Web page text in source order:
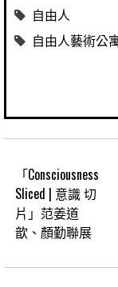
自由人
自由人藝術公
「Consciousness
Sliced | 意識 切
片」范姜道
歆、顏勤聯展